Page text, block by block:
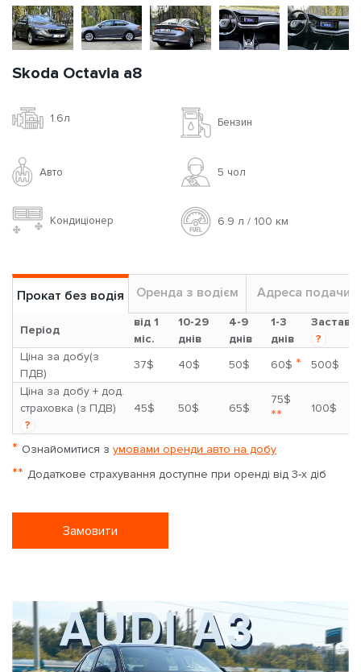
Skoda Octavia a8
1.6л Бензин
Авто 5 чoл
Кондиціонер 6.9 л / 100 км
Прокат без водія Оренда з водієм Адреса подачи
Період
від 1
міс.
10-29
днів
4-9
днів
1-3
днів
Застава
?
Ціна за добу(з
ПДВ)
37$ 40$ 50$ 60$ *
500$
Ціна за добу + дод.
страховка (з ПДВ)
?
45$ 50$ 65$
75$
** 100$
* Ознайомитися з умовами оренди авто на добу
** Додаткове страхування доступне при оренді від 3-х діб
Замовити